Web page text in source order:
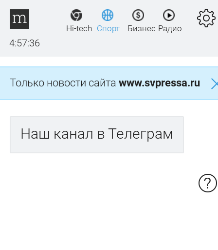
4:57:36
Hi-tech Спорт Бизнес Радио
Только новости сайта www.svpressa.ru
Наш канал в Телеграм